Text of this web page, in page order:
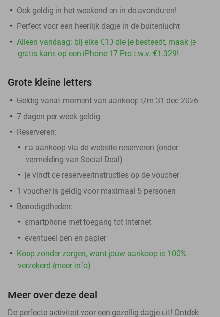
Ook geldig in het weekend en in de avonduren!
Perfect voor een heerlijk dagje in de buitenlucht
Alleen vandaag: bij elke €10 die je besteedt, maak je
gratis kans op een iPhone 17 Pro t.w.v. €1.329!
Grote kleine letters
Geldig vanaf moment van aankoop t/m 31 dec 2026
7 dagen per week geldig
Reserveren:
na aankoop via de website reserveren (onder
vermelding van Social Deal)
je vindt de reserveerinstructies op de voucher
1 voucher is geldig voor maximaal 5 personen
Benodigdheden:
smartphone met toegang tot internet
eventueel pen en papier
Koop zonder zorgen, want jouw aankoop is 100%
verzekerd (meer info)
Meer over deze deal
De perfecte activiteit voor een gezellig dagje uit! Ontdek